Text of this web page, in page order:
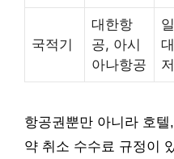
국적기
대한항
공, 아시
아나항공
항공권뿐만 아니라 호텔
약 취소 수수료 규정이